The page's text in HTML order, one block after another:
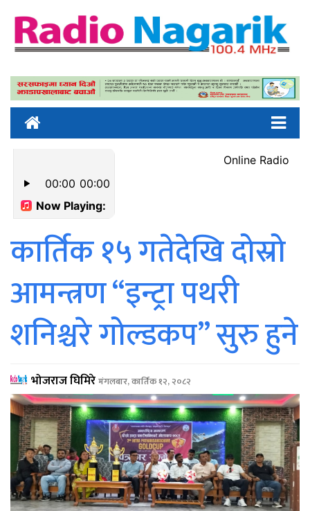
कार्तिक १५ गतेदेखि दोस्रो
आमन्त्रण “इन्ट्रा पथरी
शनिश्चरे गोल्डकप” सुरु हुने
भोजराज घिमिरेमंगलबार, कार्तिक १२, २०८२